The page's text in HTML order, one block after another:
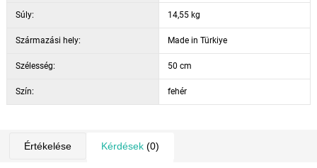
Súly: 14,55 kg
Származási hely: Made in Türkiye
Szélesség: 50 cm
Szín: fehér
Értékelése Kérdések(0)